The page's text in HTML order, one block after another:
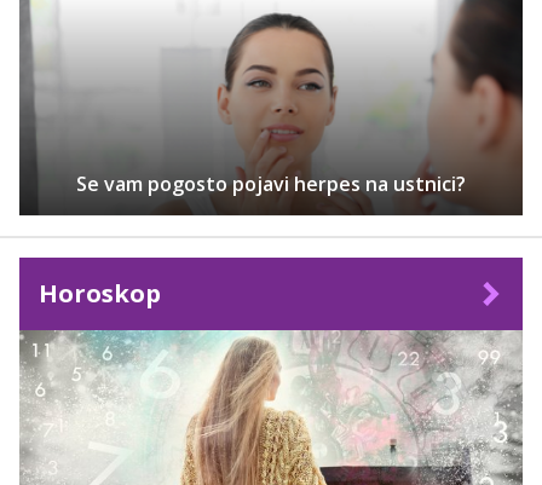
Se vam pogosto pojavi herpes na ustnici?
Horoskop